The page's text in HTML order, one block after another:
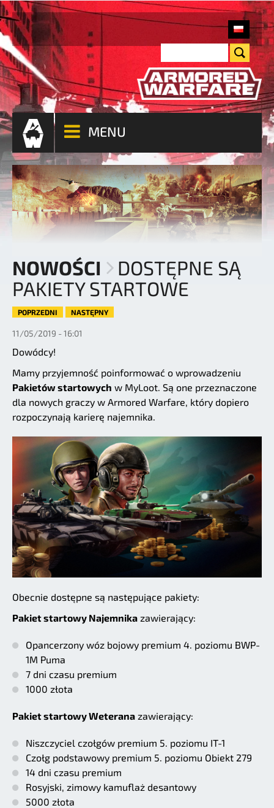
MENU
NOWOŚCI
DOSTĘPNE SĄ
PAKIETY STARTOWE
POPRZEDNI NASTĘPNY
11/05/2019 - 16:01
Dowódcy!
Mamy przyjemność poinformować o wprowadzeniu
Pakietów startowych w MyLoot. Są one przeznaczone
dla nowych graczy w Armored Warfare, który dopiero
rozpoczynają karierę najemnika.
Obecnie dostępne są następujące pakiety:
Pakiet startowy Najemnika zawierający:
Opancerzony wóz bojowy premium 4. poziomu BWP-
1M Puma
7 dni czasu premium
1000 złota
Pakiet startowy Weterana zawierający:
Niszczyciel czołgów premium 5. poziomu IT-1
Czołg podstawowy premium 5. poziomu Obiekt 279
14 dni czasu premium
Rosyjski, zimowy kamuflaż desantowy
5000 złota